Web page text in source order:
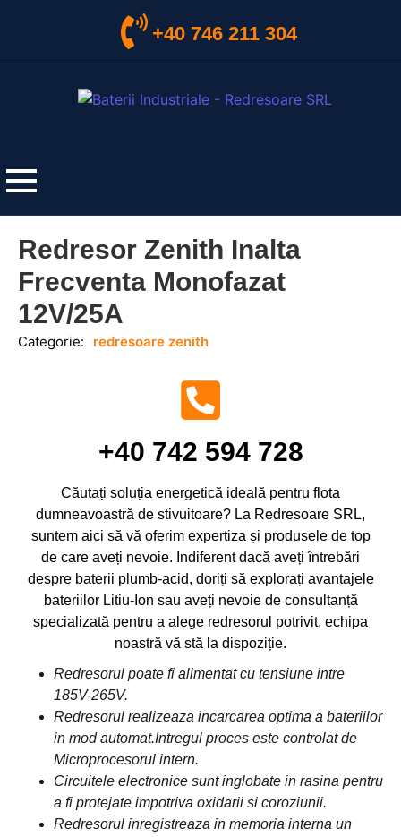
+40 746 211 304
Redresor Zenith Inalta
Frecventa Monofazat
12V/25A
Categorie: redresoare zenith
+40 742 594 728
Căutați soluția energetică ideală pentru flota
dumneavoastră de stivuitoare? La Redresoare SRL,
suntem aici să vă oferim expertiza și produsele de top
de care aveți nevoie. Indiferent dacă aveți întrebări
despre baterii plumb-acid, doriți să explorați avantajele
bateriilor Litiu-Ion sau aveți nevoie de consultanță
specializată pentru a alege redresorul potrivit, echipa
noastră vă stă la dispoziție.
Redresorul poate fi alimentat cu tensiune intre
185V-265V.
Redresorul realizeaza incarcarea optima a bateriilor
in mod automat.Intregul proces este controlat de
Microprocesorul intern.
Circuitele electronice sunt inglobate in rasina pentru
a fi protejate impotriva oxidarii si coroziunii.
Redresorul inregistreaza in memoria interna un